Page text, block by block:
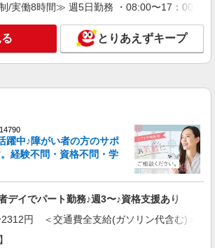
護職の正社員で夜勤一切ナシ！デイサービス
【正社員】月給240,000〜400,000円 ・基本
給：200,000円〜220,000円 ・資格手当：10,000〜
円 ・役職手当：10,000〜70,000円 ・処遇改
より変動） ・固定残業手当：20,000円（10時
記給与とは別に支給） 下記資格をお持ちの方
迎 ・認知症介護基礎研修 ・初任者研修 ・実務
研修 ・介護福祉士 など
神奈川県横浜市南区
1953553
東橋駅▼綺麗なサ高住で生活ケア▼清掃やフ
時給1600円〜2250円 ＜日払い有/週払い有/交
費全支給(ガソリン代含む)＞
横浜市南区 最寄り駅：阪東橋
/実働8時間≫ 週5日勤務 ・08:00〜17：00 ・
とりあえずキープ
躍中♪障がい者の方のサポ
経験不問・資格不問・学
デイでパート勤務♪週3〜♪資格支援あり
円 ＜交通費全支給(ガソリン代含む)＞